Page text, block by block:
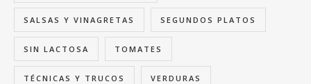
SALSAS Y VINAGRETAS SEGUNDOS PLATOS
SIN LACTOSA TOMATES
TÉCNICAS Y TRUCOS VERDURAS